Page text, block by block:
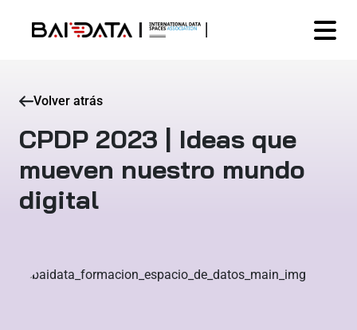
Volver atrás
CPDP 2023 | Ideas que
mueven nuestro mundo
digital